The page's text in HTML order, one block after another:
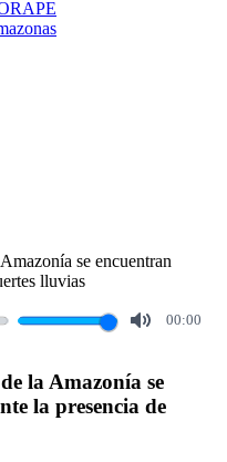
00:00
la Amazonía se
la presencia de